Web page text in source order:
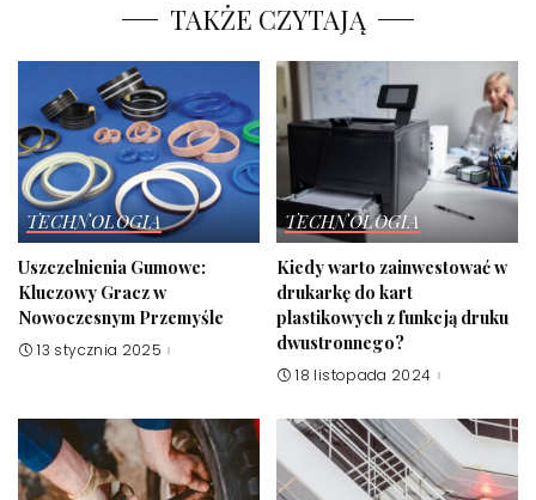
TAKŻE CZYTAJĄ
TECHNOLOGIA
Uszczelnienia Gumowe:
Kluczowy Gracz w
Nowoczesnym Przemyśle
13 stycznia 2025
TECHNOLOGIA
Kiedy warto zainwestować w
drukarkę do kart
plastikowych z funkcją druku
dwustronnego?
18 listopada 2024